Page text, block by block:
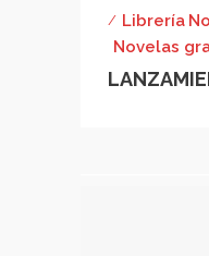
Librería
Novelas